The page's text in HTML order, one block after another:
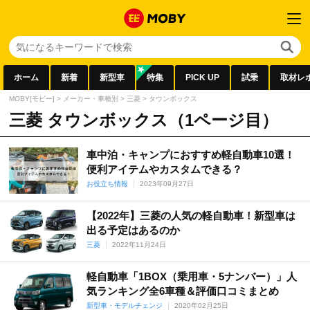
ホーム 新着 新型車 特集 PICK UP 試乗 取材レ
MOBY[モビー] > メーカー・車種別 > 三菱 > タウンボックス
三菱 タウンボックス（1ページ目）
車中泊・キャンプにおすすめ軽自動車10選！
便利アイテムやカスタムできる？
お役立ち情報 2023年09月27日
【2022年】三菱の人気の軽自動車！新型車は
出る予定はあるのか
三菱 2022年11月24日
軽自動車「1BOX（乗用車・5ナンバー）」人
気ランキング全6車種＆評価口コミまとめ
新型車・モデルチェンジ 2020年02月25日